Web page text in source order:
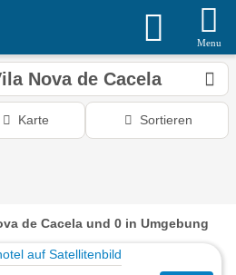
Menu
Nova de Cacela
Karte Sortieren
de Cacelaund 0 in Umgebung